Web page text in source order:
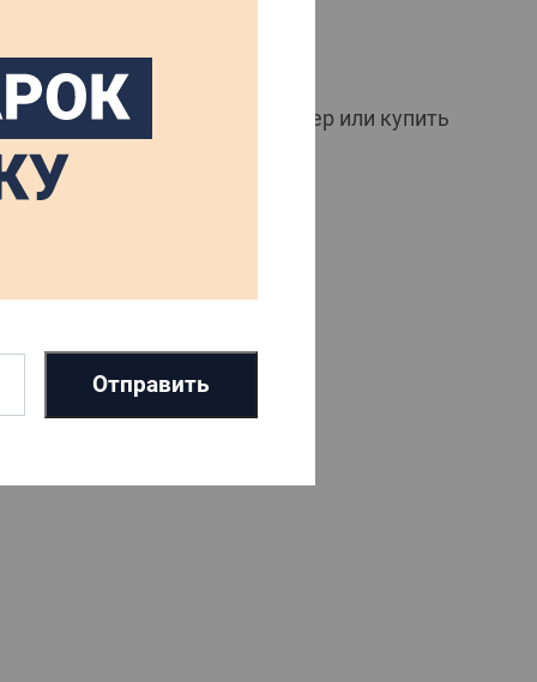
съесть сочный бургер или купить